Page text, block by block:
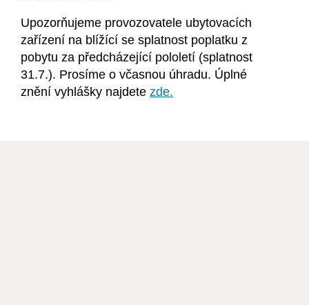
Upozorňujeme provozovatele ubytovacích
zařízení na blížící se splatnost poplatku z
pobytu za předcházející pololetí (splatnost
31.7.). Prosíme o včasnou úhradu. Úplné
znění vyhlášky najdete zde.